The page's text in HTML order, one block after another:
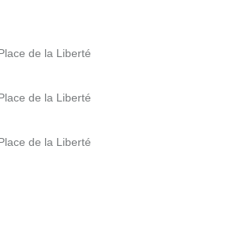
de la Liberté
de la Liberté
de la Liberté